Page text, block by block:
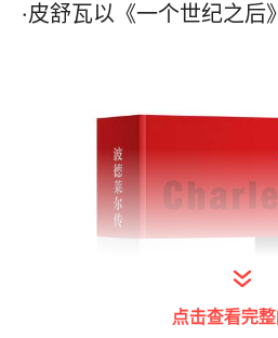
·皮舒瓦以《一个世纪之后
点击查看完